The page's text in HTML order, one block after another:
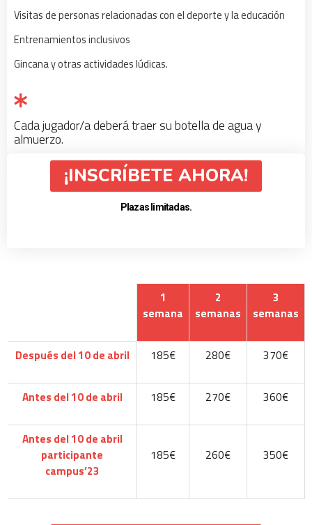
Visitas de personas relacionadas con el deporte y la educación
Entrenamientos inclusivos
Gincana y otras actividades lúdicas.
Cada jugador/a deberá traer su botella de agua y
almuerzo.
¡INSCRÍBETE AHORA!
Plazas limitadas.
1
semana
2
semanas
3
semanas
Después del 10 de abril 185€ 280€ 370€
Antes del 10 de abril 185€ 270€ 360€
Antes del 10 de abril
participante
campus’23
185€ 260€ 350€